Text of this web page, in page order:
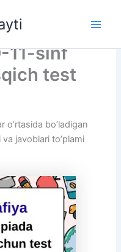
11-sinf
test
bo’ladigan
javoblari to’plami